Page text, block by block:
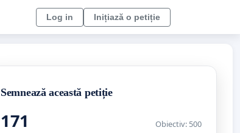
Log in Inițiază o petiție
Semnează această petiție
171 Obiectiv: 500